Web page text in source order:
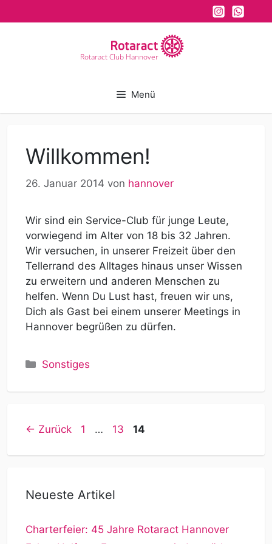
Inhalt
Rotaract Club Hannover
Menü
Willkommen!
26. Januar 2014 von hannover
Wir sind ein Service-Club für junge Leute,
vorwiegend im Alter von 18 bis 32 Jahren.
Wir versuchen, in unserer Freizeit über den
Tellerrand des Alltages hinaus unser Wissen
zu erweitern und anderen Menschen zu
helfen. Wenn Du Lust hast, freuen wir uns,
Dich als Gast bei einem unserer Meetings in
Hannover begrüßen zu dürfen.
Kategorien
Sonstiges
← Zurück Seite
1 … Seite
13 Seite
14
Neueste Artikel
Charterfeier: 45 Jahre Rotaract Hannover